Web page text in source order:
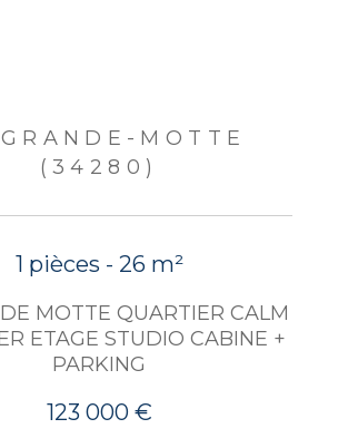
MOTTE
(34280)
1 pièces - 26 m²
MOTTE QUARTIER CALM
ETAGE STUDIO CABINE +
PARKING
123 000 €